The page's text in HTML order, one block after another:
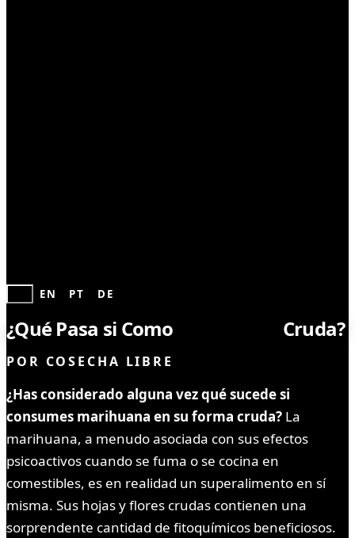
EN PT DE
¿Qué Pasa si Como Cruda?
POR COSECHA LIBRE
¿Has considerado alguna vez qué sucede si
consumes marihuana en su forma cruda? La
marihuana, a menudo asociada con sus efectos
psicoactivos cuando se fuma o se cocina en
comestibles, es en realidad un superalimento en sí
misma. Sus hojas y flores crudas contienen una
sorprendente cantidad de fitoquímicos beneficiosos.